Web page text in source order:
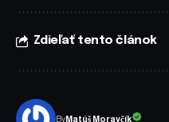
Zdieľať tento článok
ByMatúš Moravčík